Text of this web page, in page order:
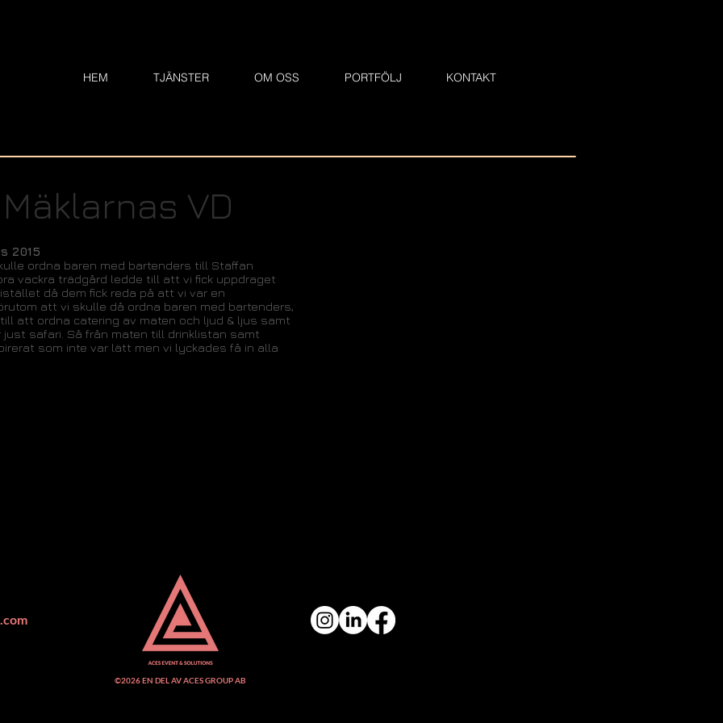
HEM TJÄNSTER OM OSS PORTFÖLJ KONTAKT
VD
2015
ordna baren med bartenders till Staffan
vackra trädgård ledde till att vi fick uppdraget
då dem fick reda på att vi var en
att vi skulle då ordna baren med bartenders,
att ordna catering av maten och ljud & ljus samt
safari. Så från maten till drinklistan samt
som inte var lätt men vi lyckades få in alla
©2026 EN DEL AV ACES GROUP AB